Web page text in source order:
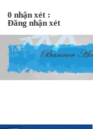
0 nhận xét :
Đăng nhận xét